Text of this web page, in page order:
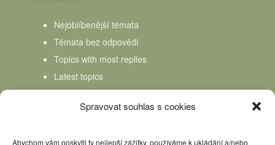
Spravovat souhlas s cookies
Abychom vám poskytli ty nejlepší zážitky, používáme k ukládání a/nebo
Nejoblíbenější témata
Témata bez odpovědi
Topics with most replies
Latest topics
Topics Freshness